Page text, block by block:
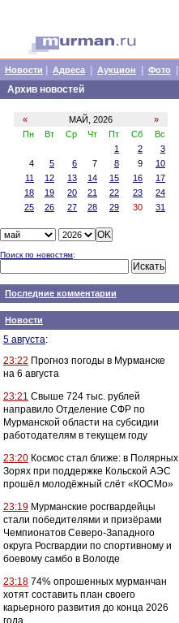
Новости Адреса Аукцион Фото
Архив новостей
« МАЙ, 2026
»
Пн
Вт Ср Чт Пт Сб
Вс
1
2
3
4
5 6 7 8 9
10
11
12 13 14 15 16
17
18
19 20 21 22 23
24
25
26 27 28 29 30 31
Поиск по новостям:
Последние комментарии
Новости
5 августа:
23:22 Прогноз погоды в Мурманске
на 6 августа
23:21 Свыше 724 тыс. рублей
направило Отделение СФР по
Мурманской области на субсидии
работодателям в текущем году
23:20 Космос стал ближе: в Полярных
Зорях при поддержке Кольской АЭС
прошёл молодёжный слёт «КОСМо»
23:19 Мурманские росгвардейцы
стали победителями и призёрами
Чемпионатов Северо-Западного
округа Росгвардии по спортивному и
боевому самбо в Вологде
23:18 74% опрошенных мурманчан
хотят составить план своего
карьерного развития до конца 2026
года